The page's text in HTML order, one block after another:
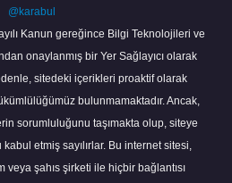
@karabul
Kanun gereğince Bilgi Teknolojileri ve
onaylanmış bir Yer Sağlayıcı olarak
sitedeki içerikleri proaktif olarak
bulunmamaktadır. Ancak,
sorumluluğunu taşımakta olup, siteye
etmiş sayılırlar. Bu internet sitesi,
veya şahıs şirketi ile hiçbir bağlantısı